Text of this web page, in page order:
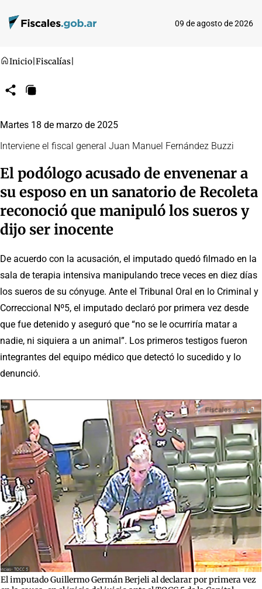
09 de agosto de 2026
Inicio Fiscalías
CompartirCopiar
Martes 18 de marzo de 2025
Interviene el fiscal general Juan Manuel Fernández Buzzi
El podólogo acusado de envenenar a
su esposo en un sanatorio de Recoleta
reconoció que manipuló los sueros y
dijo ser inocente
De acuerdo con la acusación, el imputado quedó filmado en la
sala de terapia intensiva manipulando trece veces en diez días
los sueros de su cónyuge. Ante el Tribunal Oral en lo Criminal y
Correccional Nº5, el imputado declaró por primera vez desde
que fue detenido y aseguró que “no se le ocurriría matar a
nadie, ni siquiera a un animal”. Los primeros testigos fueron
integrantes del equipo médico que detectó lo sucedido y lo
denunció.
El imputado Guillermo Germán Berjeli al declarar por primera vez